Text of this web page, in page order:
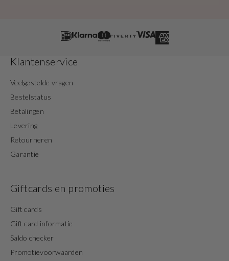
Klantenservice
Veelgestelde vragen
Bestelstatus
Betalingen
Levering
Retourneren
Garantie
Giftcards en promoties
Gift cards
Gift card informatie
Saldo checker
Promotievoorwaarden